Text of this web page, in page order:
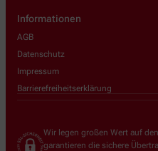
Informationen
AGB
Datenschutz
Impressum
Barrierefreiheitserklärung
Wir legen großen Wert auf
garantieren die sichere